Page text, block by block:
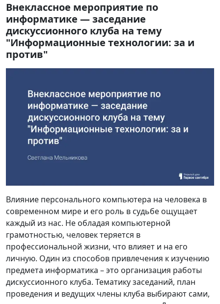
Внеклассное мероприятие по
информатике — заседание
дискуссионного клуба на тему
"Информационные технологии: за и
против"
Влияние персонального компьютера на человека в
современном мире и его роль в судьбе ощущает
каждый из нас. Не обладая компьютерной
грамотностью, человек теряется в
профессиональной жизни, что влияет и на его
личную. Один из способов привлечения к изучению
предмета информатика – это организация работы
дискуссионного клуба. Тематику заседаний, план
проведения и ведущих члены клуба выбирают сами,